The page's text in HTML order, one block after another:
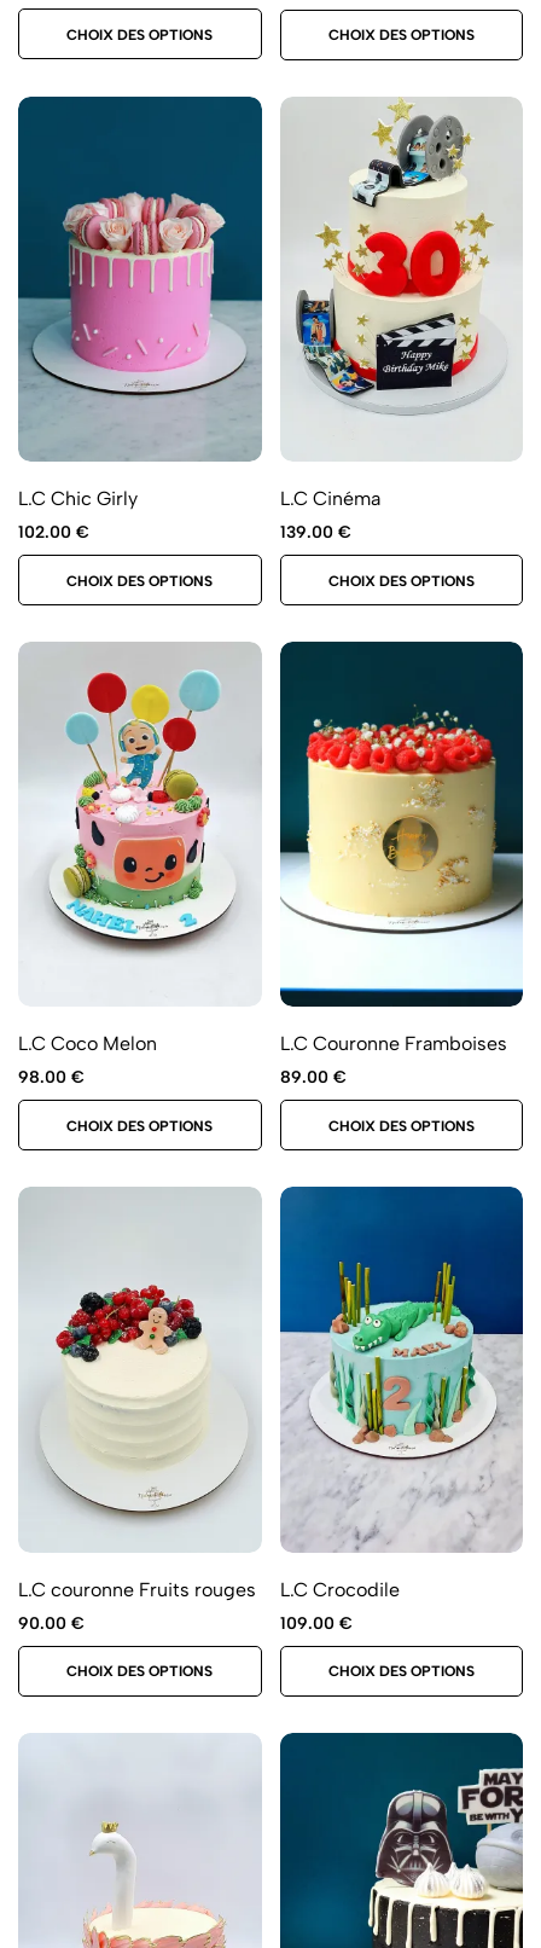
CHOIX DES OPTIONS CHOIX DES OPTIONS
L.C Chic Girly
102.00 €
CHOIX DES OPTIONS
L.C Cinéma
139.00 €
CHOIX DES OPTIONS
L.C Coco Melon
98.00 €
CHOIX DES OPTIONS
L.C Couronne Framboises
89.00 €
CHOIX DES OPTIONS
L.C couronne Fruits rouges
90.00 €
CHOIX DES OPTIONS
L.C Crocodile
109.00 €
CHOIX DES OPTIONS